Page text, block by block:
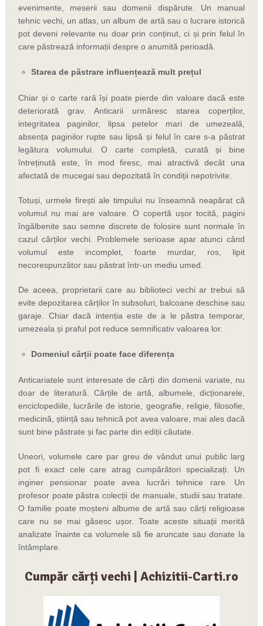
evenimente, meserii sau domenii dispărute. Un manual
tehnic vechi, un atlas, un album de artă sau o lucrare istorică
pot deveni relevante nu doar prin conținut, ci și prin felul în
care păstrează informații despre o anumită perioadă.
Starea de păstrare influențează mult prețul
Chiar și o carte rară își poate pierde din valoare dacă este
deteriorată grav. Anticarii urmăresc starea coperților,
integritatea paginilor, lipsa petelor mari de umezeală,
absența paginilor rupte sau lipsă și felul în care s-a păstrat
legătura volumului. O carte completă, curată și bine
întreținută este, în mod firesc, mai atractivă decât una
afectată de mucegai sau depozitată în condiții nepotrivite.
Totuși, urmele firești ale timpului nu înseamnă neapărat că
volumul nu mai are valoare. O copertă ușor tocită, pagini
îngălbenite sau semne discrete de folosire sunt normale în
cazul cărților vechi. Problemele serioase apar atunci când
volumul este incomplet, foarte murdar, ros, lipit
necorespunzător sau păstrat într-un mediu umed.
De aceea, proprietarii care au biblioteci vechi ar trebui să
evite depozitarea cărților în subsoluri, balcoane deschise sau
garaje. Chiar dacă intenția este de a le păstra temporar,
umezeala și praful pot reduce semnificativ valoarea lor.
Domeniul cărții poate face diferența
Anticariatele sunt interesate de cărți din domenii variate, nu
doar de literatură. Cărțile de artă, albumele, dicționarele,
enciclopediile, lucrările de istorie, geografie, religie, filosofie,
medicină, știință sau tehnică pot avea valoare, mai ales dacă
sunt bine păstrate și fac parte din ediții căutate.
Uneori, volumele care par greu de vândut unui public larg
pot fi exact cele care atrag cumpărători specializați. Un
inginer pensionar poate avea lucrări tehnice rare. Un
profesor poate păstra colecții de manuale, studii sau tratate.
O familie poate moșteni albume de artă sau cărți religioase
care nu se mai găsesc ușor. Toate aceste situații merită
analizate înainte ca volumele să fie aruncate sau donate la
întâmplare.
Cumpăr cărți vechi | Achizitii-Carti.ro